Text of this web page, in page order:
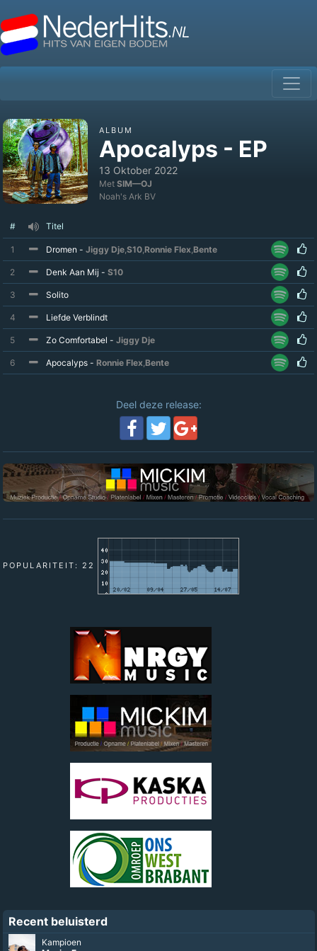
ALBUM
Apocalyps - EP
13 Oktober 2022
Met SIM—OJ
Noah's Ark BV
# Titel
1 Dromen - Jiggy Dje,S10,Ronnie Flex,Bente
2 Denk Aan Mij - S10
3 Solito
4 Liefde Verblindt
5 Zo Comfortabel - Jiggy Dje
6 Apocalyps - Ronnie Flex,Bente
Deel deze release:
POPULARITEIT: 22
Recent beluisterd
Kampioen